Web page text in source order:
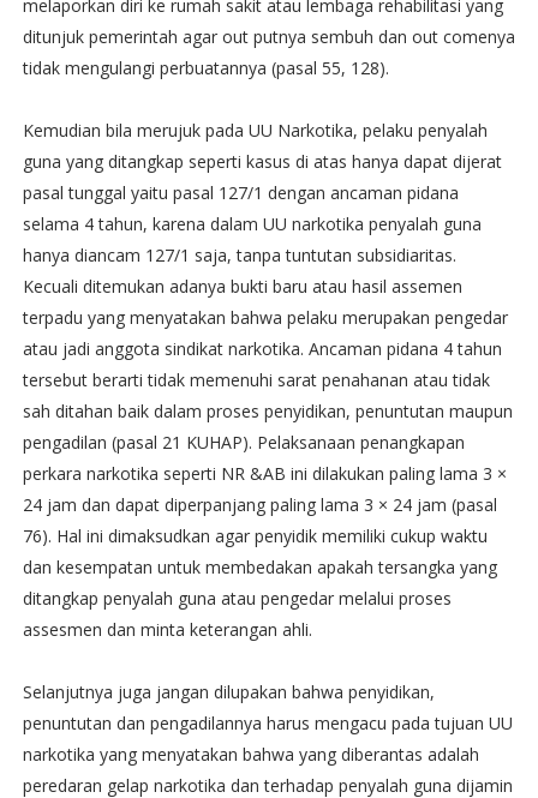
melaporkan diri ke rumah sakit atau lembaga rehabilitasi yang
ditunjuk pemerintah agar out putnya sembuh dan out comenya
tidak mengulangi perbuatannya (pasal 55, 128).
Kemudian bila merujuk pada UU Narkotika, pelaku penyalah
guna yang ditangkap seperti kasus di atas hanya dapat dijerat
pasal tunggal yaitu pasal 127/1 dengan ancaman pidana
selama 4 tahun, karena dalam UU narkotika penyalah guna
hanya diancam 127/1 saja, tanpa tuntutan subsidiaritas.
Kecuali ditemukan adanya bukti baru atau hasil assemen
terpadu yang menyatakan bahwa pelaku merupakan pengedar
atau jadi anggota sindikat narkotika. Ancaman pidana 4 tahun
tersebut berarti tidak memenuhi sarat penahanan atau tidak
sah ditahan baik dalam proses penyidikan, penuntutan maupun
pengadilan (pasal 21 KUHAP). Pelaksanaan penangkapan
perkara narkotika seperti NR &AB ini dilakukan paling lama 3 ×
24 jam dan dapat diperpanjang paling lama 3 × 24 jam (pasal
76). Hal ini dimaksudkan agar penyidik memiliki cukup waktu
dan kesempatan untuk membedakan apakah tersangka yang
ditangkap penyalah guna atau pengedar melalui proses
assesmen dan minta keterangan ahli.
Selanjutnya juga jangan dilupakan bahwa penyidikan,
penuntutan dan pengadilannya harus mengacu pada tujuan UU
narkotika yang menyatakan bahwa yang diberantas adalah
peredaran gelap narkotika dan terhadap penyalah guna dijamin